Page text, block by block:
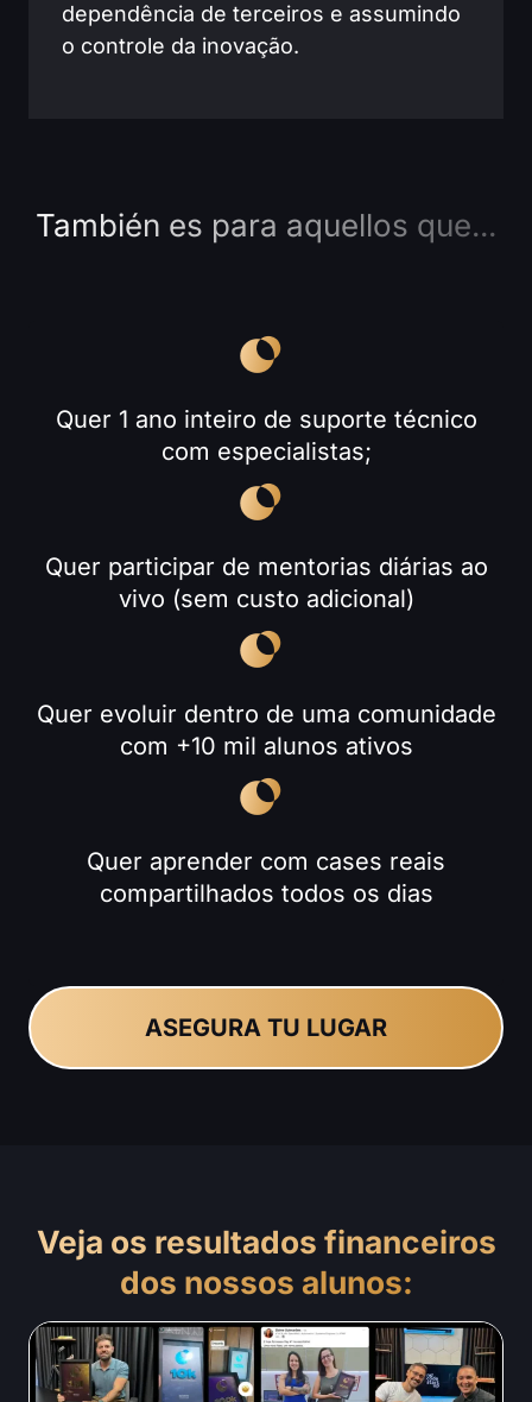
dependência de terceiros e assumindo
o controle da inovação.
También es para aquellos que...
Quer 1 ano inteiro de suporte técnico
com especialistas;
Quer participar de mentorias diárias ao
vivo (sem custo adicional)
Quer evoluir dentro de uma comunidade
com +10 mil alunos ativos
Quer aprender com cases reais
compartilhados todos os dias
ASEGURA TU LUGAR
Veja os resultados financeiros
dos nossos alunos: